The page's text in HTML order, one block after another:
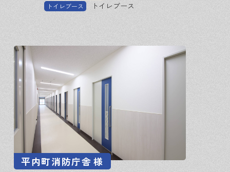
トイレブース トイレブース
平内町消防庁舎様